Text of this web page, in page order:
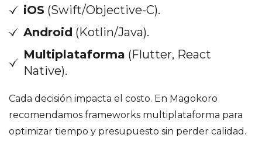
iOS (Swift/Objective-C).
Android (Kotlin/Java).
Multiplataforma (Flutter, React
Native).
Cada decisión impacta el costo. En Magokoro
recomendamos frameworks multiplataforma para
optimizar tiempo y presupuesto sin perder calidad.